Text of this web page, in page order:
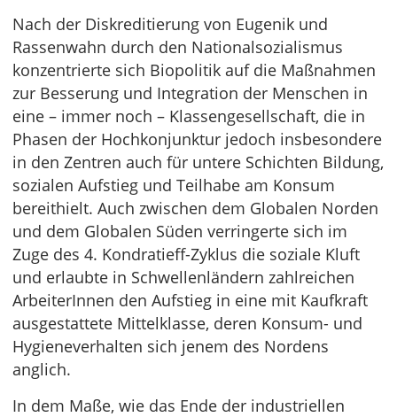
Nach der Diskreditierung von Eugenik und
Rassenwahn durch den Nationalsozialismus
konzentrierte sich Biopolitik auf die Maßnahmen
zur Besserung und Integration der Menschen in
eine – immer noch – Klassengesellschaft, die in
Phasen der Hochkonjunktur jedoch insbesondere
in den Zentren auch für untere Schichten Bildung,
sozialen Aufstieg und Teilhabe am Konsum
bereithielt. Auch zwischen dem Globalen Norden
und dem Globalen Süden verringerte sich im
Zuge des 4. Kondratieff-Zyklus die soziale Kluft
und erlaubte in Schwellenländern zahlreichen
ArbeiterInnen den Aufstieg in eine mit Kaufkraft
ausgestattete Mittelklasse, deren Konsum- und
Hygieneverhalten sich jenem des Nordens
anglich.
In dem Maße, wie das Ende der industriellen